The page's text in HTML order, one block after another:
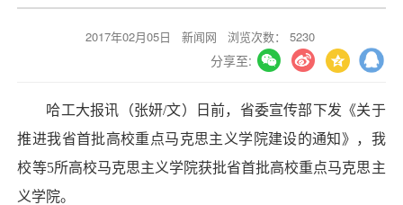
2017年02月05日 新闻网 浏览次数： 5230
分享至:
哈工大报讯（张妍/文）日前，省委宣传部下发《关于
推进我省首批高校重点马克思主义学院建设的通知》，我
校等5所高校马克思主义学院获批省首批高校重点马克思主
义学院。